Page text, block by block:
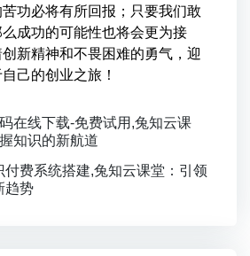
功必将有所回报；只要我们敢
成功的可能性也将会更为接
新精神和不畏困难的勇气，迎
己的创业之旅！
在线下载-免费试用,兔知云课
知识的新航道
付费系统搭建,兔知云课堂：引领
趋势